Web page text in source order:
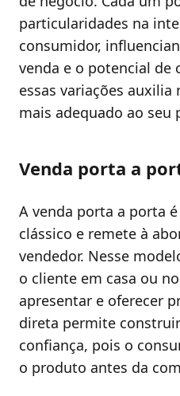
particularidades na
consumidor,
venda e o potencial de
essas variações
mais adequado ao seu
Venda porta a
A venda porta a porta
clássico e remete à
vendedor. Nesse
o cliente em casa ou
apresentar e oferecer
direta permite
confiança, pois o
o produto antes da